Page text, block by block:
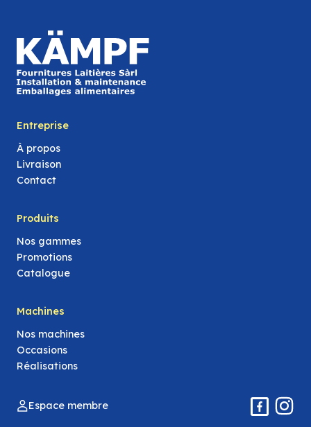
Entreprise
À propos
Livraison
Contact
Produits
Nos gammes
Promotions
Catalogue
Machines
Nos machines
Occasions
Réalisations
Espace membre